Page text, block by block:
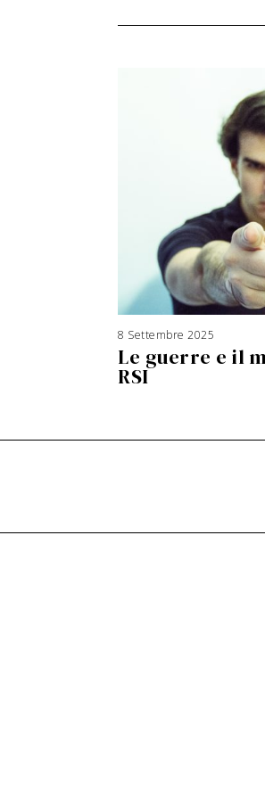
8 Settembre 2025
g
o
s
Le guerre e il
RSI